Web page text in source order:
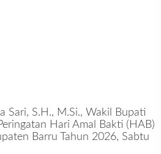
S.H., M.Si., Wakil Bupati
Hari Amal Bakti (HAB)
Barru Tahun 2026, Sabtu